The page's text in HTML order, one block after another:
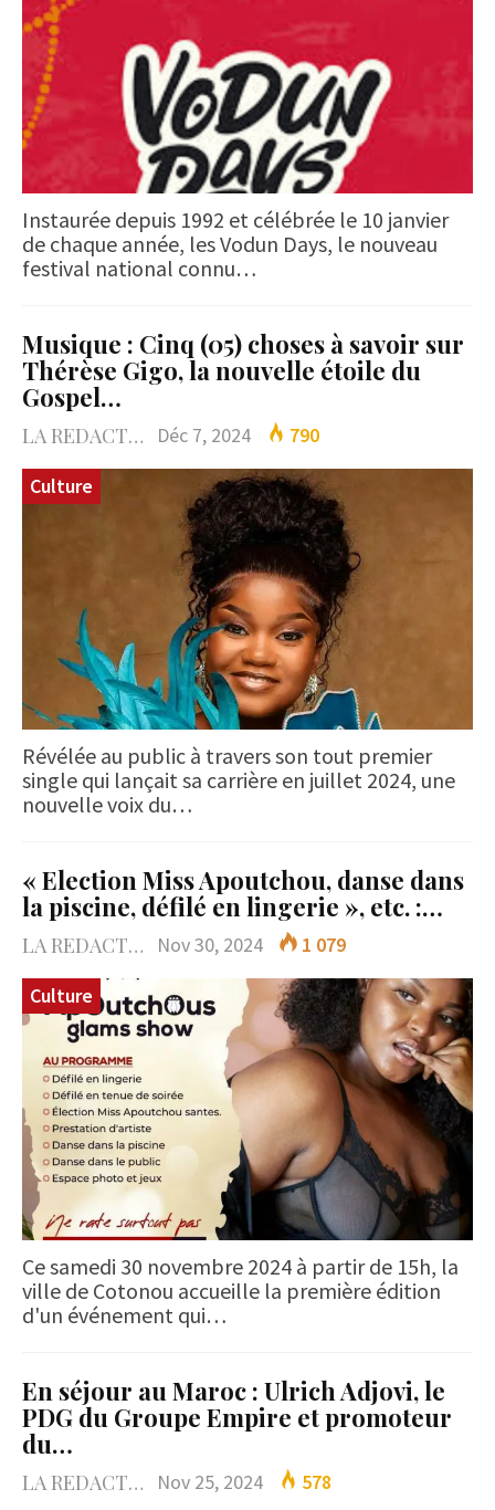
Instaurée depuis 1992 et célébrée le 10 janvier
de chaque année, les Vodun Days, le nouveau
festival national connu…
Musique : Cinq (05) choses à savoir sur
Thérèse Gigo, la nouvelle étoile du
Gospel…
LA REDACTION Déc 7, 2024
790
Culture
Révélée au public à travers son tout premier
single qui lançait sa carrière en juillet 2024, une
nouvelle voix du…
« Election Miss Apoutchou, danse dans
la piscine, défilé en lingerie », etc. :…
LA REDACTION Nov 30, 2024
1 079
Culture
Ce samedi 30 novembre 2024 à partir de 15h, la
ville de Cotonou accueille la première édition
d'un événement qui…
En séjour au Maroc : Ulrich Adjovi, le
PDG du Groupe Empire et promoteur
du…
LA REDACTION Nov 25, 2024
578